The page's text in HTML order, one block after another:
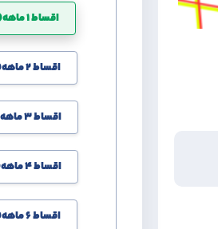
اقساط 1 ماهه(پیش پرداخت 50%)
اقساط 2 ماهه(پیش پرداخت 50%)
اقساط 3 ماهه(پیش پرداخت 50%)
اقساط 4 ماهه(پیش پرداخت 50%)
اقساط 6 ماهه(پیش پرداخت 50%)